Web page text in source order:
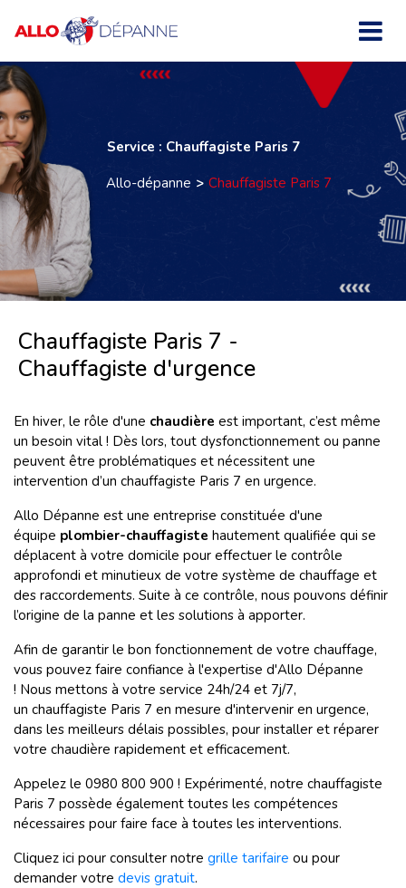
Service : Chauffagiste Paris 7
Allo-dépanne
Chauffagiste Paris 7
Chauffagiste Paris 7 -
Chauffagiste d'urgence
En hiver, le rôle d'une chaudière est important, c’est même
un besoin vital ! Dès lors, tout dysfonctionnement ou panne
peuvent être problématiques et nécessitent une
intervention d’un chauffagiste Paris 7 en urgence.
Allo Dépanne est une entreprise constituée d'une
équipe plombier-chauffagiste hautement qualifiée qui se
déplacent à votre domicile pour effectuer le contrôle
approfondi et minutieux de votre système de chauffage et
des raccordements. Suite à ce contrôle, nous pouvons définir
l’origine de la panne et les solutions à apporter.
Afin de garantir le bon fonctionnement de votre chauffage,
vous pouvez faire confiance à l'expertise d'Allo Dépanne
! Nous mettons à votre service 24h/24 et 7j/7,
un chauffagiste Paris 7 en mesure d'intervenir en urgence,
dans les meilleurs délais possibles, pour installer et réparer
votre chaudière rapidement et efficacement.
Appelez le 0980 800 900 ! Expérimenté, notre chauffagiste
Paris 7 possède également toutes les compétences
nécessaires pour faire face à toutes les interventions.
Cliquez ici pour consulter notre grille tarifaire ou pour
demander votre devis gratuit.